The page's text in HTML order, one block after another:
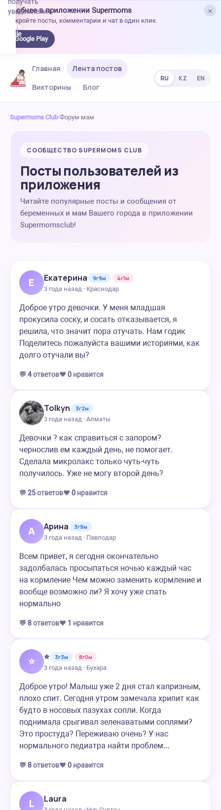
×
Удобнее в приложении Supermoms
Откройте посты, комментарии и чат в один клик.
Google Play
уведомления.
Главная
Лента постов
Викторины
Блог
RU KZ EN
Supermoms Club›Форум мам
СООБЩЕСТВО SUPERMOMS CLUB
Посты пользователей из
приложения
Читайте популярные посты и сообщения от
беременных и мам Вашего города в приложении
Supermomsclub!
Е Екатерина 9г9м
4г1м
3 года назад · Краснодар
Доброе утро девочки. У меня младшая
прокусила соску, и сосать отказывается, я
решила, что значит пора отучать. Нам годик
Поделитесь пожалуйста вашими историями, как
долго отучали вы?
💬 4ответов❤️ 0 нравится
Tolkyn
3г2м
3 года назад · Алматы
Девочки ? как справиться с запором?
чернослив ем каждый день, не помогает.
Сделала микролакс только чуть-чуть
получилось. Уже не могу второй день?
💬 25ответов❤️ 0 нравится
А Арина
3г9м
3 года назад · Павлодар
Всем привет, я сегодня окончательно
задолбалась просыпаться ночью каждый час
на кормление Чем можно заменить кормление и
вообще возможно ли? Я хочу уже спать
нормально
💬 8ответов❤️ 1 нравится
⭐ ⭐ 3г3м
8г0м
3 года назад · Бухара
Доброе утро! Малыш уже 2 дня стал капризным,
плохо спит. Сегодня утром замечала хрипит как
будто в носовых пазухах сопли. Когда
поднимала срыгивал зеленаватыми соплями?
Это простуда? Переживаю очень? У нас
нормального педиатра найти проблем…
💬 8ответов❤️ 0 нравится
L Laura